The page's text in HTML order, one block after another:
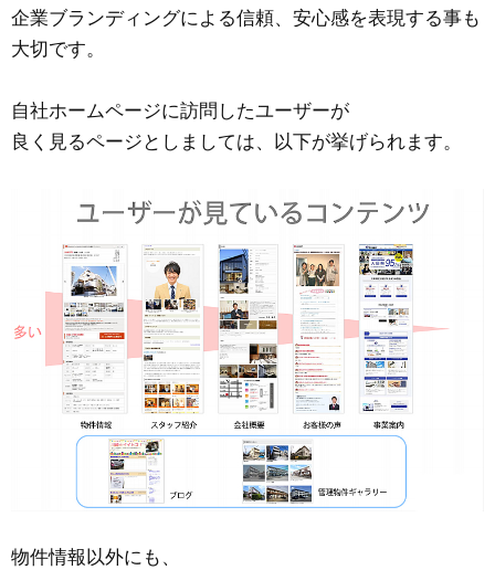
企業ブランディングによる信頼、安心感を表現する事も
大切です。
自社ホームページに訪問したユーザーが
良く見るページとしましては、以下が挙げられます。
物件情報以外にも、